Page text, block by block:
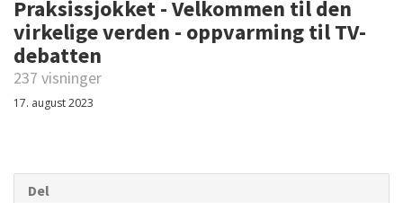
Praksissjokket - Velkommen til den
virkelige verden - oppvarming til TV-
debatten
237 visninger
17. august 2023
Del